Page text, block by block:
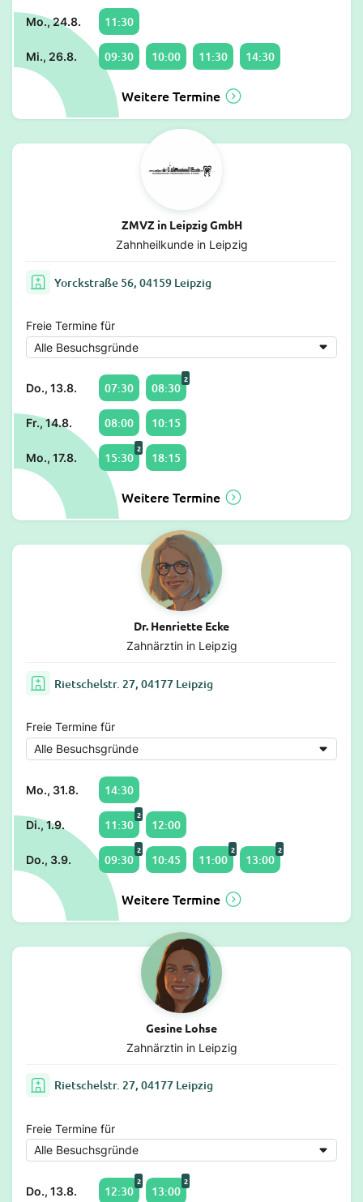
Mo., 24.8. 11:30
Mi., 26.8. 09:30 10:00 11:30 14:30
Weitere Termine
ZMVZ in Leipzig GmbH
Zahnheilkunde in Leipzig
Yorckstraße 56, 04159 Leipzig
Freie Termine für
Do., 13.8. 07:30 08:30
2
Fr., 14.8. 08:00 10:15
Mo., 17.8. 15:30
2
18:15
Weitere Termine
Dr. Henriette Ecke
Zahnärztin in Leipzig
Rietschelstr. 27, 04177 Leipzig
Freie Termine für
Mo., 31.8. 14:30
Di., 1.9. 11:30
2
12:00
Do., 3.9. 09:30
2
10:45 11:00
2
13:00
2
Weitere Termine
Gesine Lohse
Zahnärztin in Leipzig
Rietschelstr. 27, 04177 Leipzig
Freie Termine für
Do., 13.8. 12:30
2
13:00
2